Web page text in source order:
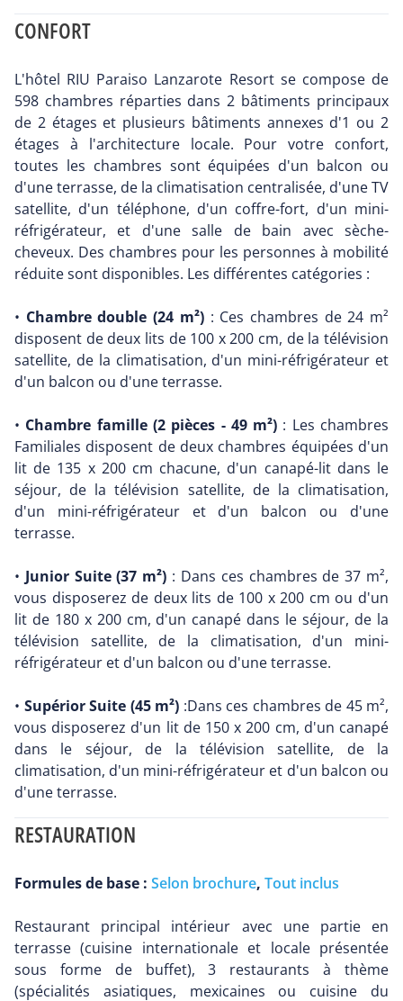
CONFORT
L'hôtel RIU Paraiso Lanzarote Resort se compose de
598 chambres réparties dans 2 bâtiments principaux
de 2 étages et plusieurs bâtiments annexes d'1 ou 2
étages à l'architecture locale. Pour votre confort,
toutes les chambres sont équipées d'un balcon ou
d'une terrasse, de la climatisation centralisée, d'une TV
satellite, d'un téléphone, d'un coffre-fort, d'un mini-
réfrigérateur, et d'une salle de bain avec sèche-
cheveux. Des chambres pour les personnes à mobilité
réduite sont disponibles. Les différentes catégories :
• Chambre double (24 m²): Ces chambres de 24 m²
disposent de deux lits de 100 x 200 cm, de la télévision
satellite, de la climatisation, d'un mini-réfrigérateur et
d'un balcon ou d'une terrasse.
• Chambre famille (2 pièces - 49 m²) : Les chambres
Familiales disposent de deux chambres équipées d'un
lit de 135 x 200 cm chacune, d'un canapé-lit dans le
séjour, de la télévision satellite, de la climatisation,
d'un mini-réfrigérateur et d'un balcon ou d'une
terrasse.
• Junior Suite (37 m²) : Dans ces chambres de 37 m²,
vous disposerez de deux lits de 100 x 200 cm ou d'un
lit de 180 x 200 cm, d'un canapé dans le séjour, de la
télévision satellite, de la climatisation, d'un mini-
réfrigérateur et d'un balcon ou d'une terrasse.
• Supérior Suite (45 m²) :Dans ces chambres de 45 m²,
vous disposerez d'un lit de 150 x 200 cm, d'un canapé
dans le séjour, de la télévision satellite, de la
climatisation, d'un mini-réfrigérateur et d'un balcon ou
d'une terrasse.
RESTAURATION
Formules de base : Selon brochure, Tout inclus
Restaurant principal intérieur avec une partie en
terrasse (cuisine internationale et locale présentée
sous forme de buffet), 3 restaurants à thème
(spécialités asiatiques, mexicaines ou cuisine du